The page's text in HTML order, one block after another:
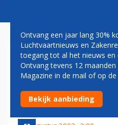
GROENLINKS:
Ontvang een jaar lang 30%
Luchtvaartnieuws en
toegang tot al het nieuws en
Ontvang tevens 12
Magazine in de mail of op
Bekijk aanbieding